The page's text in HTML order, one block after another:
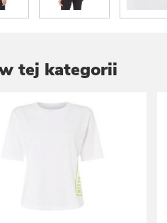
tej kategorii